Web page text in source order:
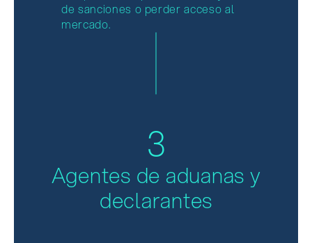
de sanciones o perder acceso al
mercado.
3
Agentes de aduanas y
declarantes